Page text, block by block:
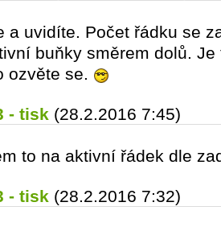
a uvidíte. Počet řádku se
buňky směrem dolů.
ozvěte se.
- tisk (28.2.2016 7:45)
to na aktivní řádek dle
- tisk (28.2.2016 7:32)